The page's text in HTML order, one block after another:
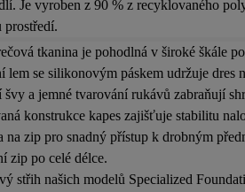
Je vyroben z 90 % z recyklovaného
tkanina je pohodlná v široké škále
lem se silikonovým páskem udržuje dres
švy a jemné tvarování rukávů zabraňují
konstrukce kapes zajišťuje stabilitu
na zip pro snadný přístup k drobným
zip po celé délce.
střih našich modelů Specialized